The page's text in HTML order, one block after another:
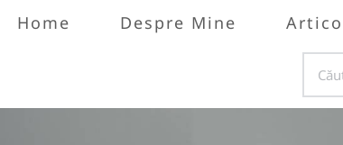
Home Despre Mine